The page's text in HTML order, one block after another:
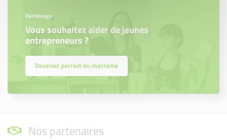
Parrainage
Vous souhaitez aider de jeunes
entrepreneurs ?
Devenez parrain ou marraine
Nos partenaires